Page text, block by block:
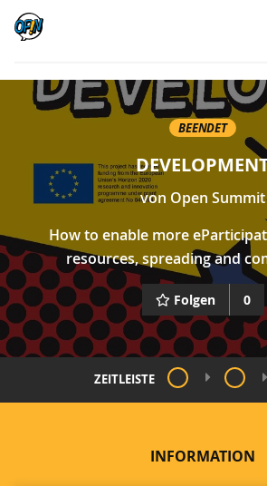
BEENDET
von Open Summit
How to enable more
resources, spreading and
Folgen 0
ZEITLEISTE
INFORMATION